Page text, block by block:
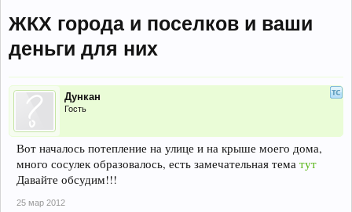
ЖКХ города и поселков и ваши
деньги для них
Дункан
Гость
Вот началось потепление на улице и на крыше моего дома,
много сосулек образовалось, есть замечательная тема тут
Давайте обсудим!!!
25 мар 2012